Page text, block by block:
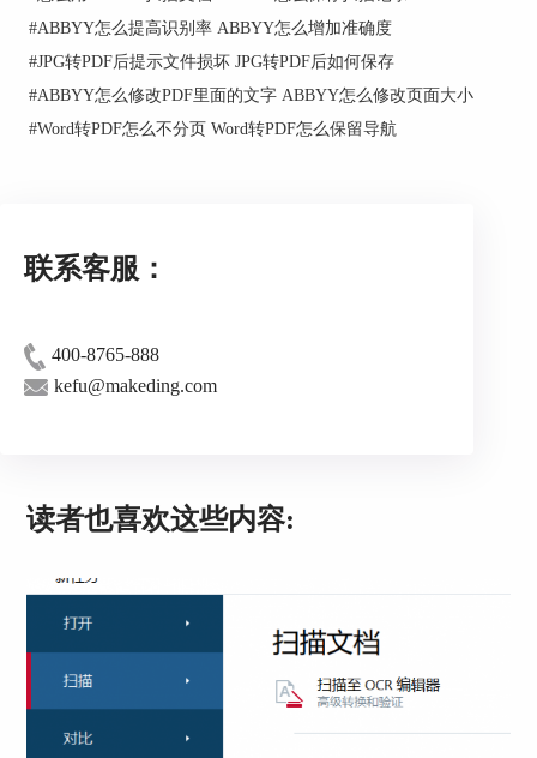
如果图像文件本身已存在拍摄缺陷的话，就需
要通过软件设置的方法，修正拍摄缺陷。
功能丰富的图像编辑器功能，供进行专业的图像缺
陷校正。比如，可以使用“建议的预处理”功能，自
动处理一些图像缺陷；或运用校正梯形失真功能，
图3：图像编辑器
#ABBYY怎么提高识别率 ABBYY怎么增加准确度
#JPG转PDF后提示文件损坏 JPG转PDF后如何保存
#ABBYY怎么修改PDF里面的文字 ABBYY怎么修改页面大小
#Word转PDF怎么不分页 Word转PDF怎么保留导航
联系客服：
400-8765-888
kefu@makeding.com
读者也喜欢这些内容: